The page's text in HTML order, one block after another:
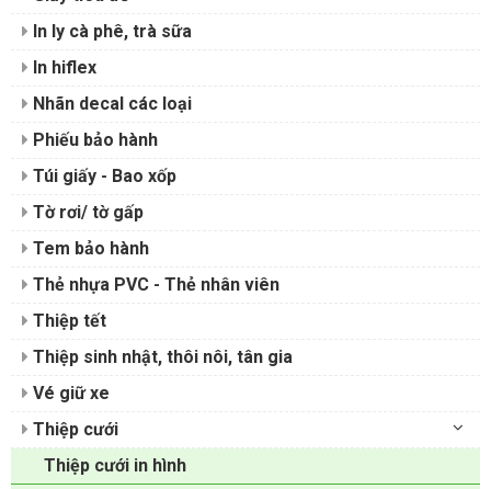
In ly cà phê, trà sữa
In hiflex
Nhãn decal các loại
Phiếu bảo hành
Túi giấy - Bao xốp
Tờ rơi/ tờ gấp
Tem bảo hành
Thẻ nhựa PVC - Thẻ nhân viên
Thiệp tết
Thiệp sinh nhật, thôi nôi, tân gia
Vé giữ xe
Thiệp cưới
Thiệp cưới in hình